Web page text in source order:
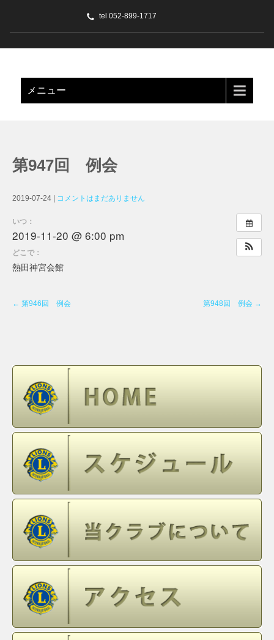
tel 052-899-1717
名古屋緑 ライオンズクラブ
メニュー
第947回 例会
2019-07-24 コメントはまだありません
いつ：
2019-11-20 @ 6:00 pm
どこで：
熱田神宮会館
← 第946回 例会 第948回 例会 →